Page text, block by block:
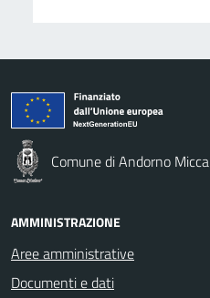
Comune di Andorno Micca
AMMINISTRAZIONE
Aree amministrative
Documenti e dati